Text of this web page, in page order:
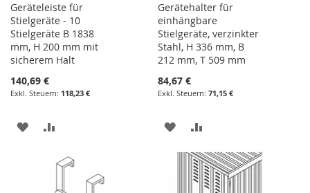
Geräteleiste für
Stielgeräte - 10
Stielgeräte B 1838
mm, H 200 mm mit
sicherem Halt
140,69 €
118,23 €
ZUR
HINZUFÜGEN
HINZUFÜGEN
Gerätehalter für
einhängbare
Stielgeräte, verzinkter
Stahl, H 336 mm, B
212 mm, T 509 mm
84,67 €
71,15 €
ZUR
WUNSCHLISTE
HINZUFÜGEN
VERGLEICHSLISTE
HINZUFÜGEN